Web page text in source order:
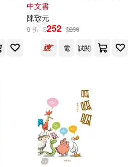
中文書
陳致元
9 折 $252 $280
電
試閱